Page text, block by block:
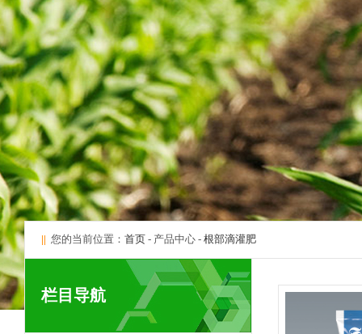
|| 您的当前位置： 首页 - 产品中心 - 根部滴灌肥
栏目导航